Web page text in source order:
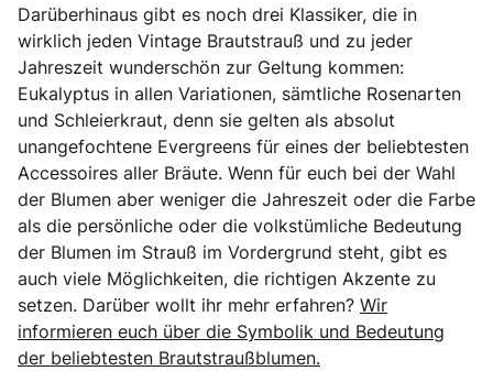
Darüberhinaus gibt es noch drei Klassiker, die in
wirklich jeden Vintage Brautstrauß und zu jeder
Jahreszeit wunderschön zur Geltung kommen:
Eukalyptus in allen Variationen, sämtliche Rosenarten
und Schleierkraut, denn sie gelten als absolut
unangefochtene Evergreens für eines der beliebtesten
Accessoires aller Bräute. Wenn für euch bei der Wahl
der Blumen aber weniger die Jahreszeit oder die Farbe
als die persönliche oder die volkstümliche Bedeutung
der Blumen im Strauß im Vordergrund steht, gibt es
auch viele Möglichkeiten, die richtigen Akzente zu
setzen. Darüber wollt ihr mehr erfahren? Wir
informieren euch über die Symbolik und Bedeutung
der beliebtesten Brautstraußblumen.